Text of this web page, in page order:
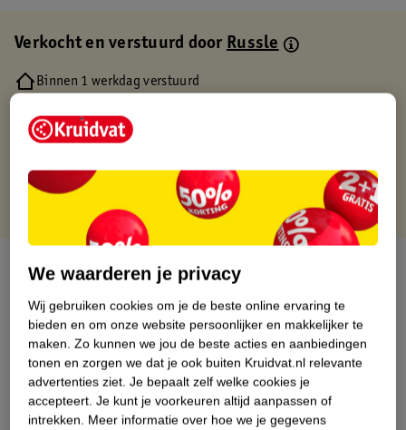
Verkocht en verstuurd doorRussle
Binnen 1 werkdag verstuurd
Gratis retourneren via verkooppartner.
Gratis punten met je Kruidvat kaart
Over dit product
Productinformatie
Etiketinformatie
Nature Impact Score
We waarderen je privacy
Wij gebruiken cookies om je de beste online ervaring te
bieden en om onze website persoonlijker en makkelijker te
maken. Zo kunnen we jou de beste acties en aanbiedingen
tonen en zorgen we dat je ook buiten Kruidvat.nl relevante
advertenties ziet. Je bepaalt zelf welke cookies je
accepteert. Je kunt je voorkeuren altijd aanpassen of
intrekken. Meer informatie over hoe we je gegevens